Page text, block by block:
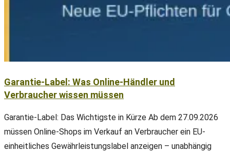
Garantie-Label: Was Online-Händler und
Verbraucher wissen müssen
Garantie-Label: Das Wichtigste in Kürze Ab dem 27.09.2026
müssen Online-Shops im Verkauf an Verbraucher ein EU-
einheitliches Gewährleistungslabel anzeigen – unabhängig